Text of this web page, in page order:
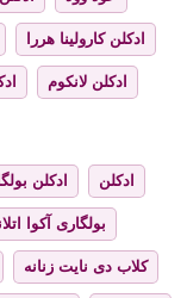
ادکلن کارولینا هررا
ادکلن لانکوم
ادکلن ادکلن
بولگاری آکوا
کلاب دی نایت زنانه